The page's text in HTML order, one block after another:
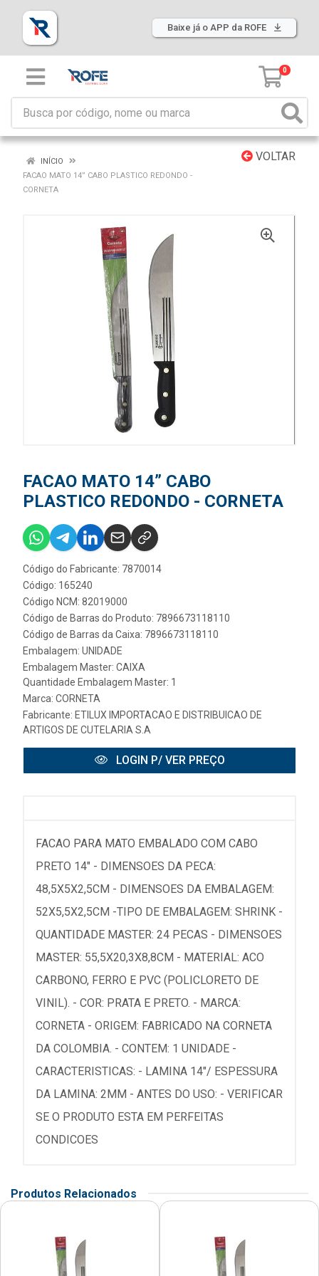
Baixe já o APP da ROFE
0
VOLTAR
INÍCIO
FACAO MATO 14” CABO PLASTICO REDONDO -
CORNETA
FACAO MATO 14” CABO
PLASTICO REDONDO - CORNETA
Código do Fabricante: 7870014
Código: 165240
Código NCM: 82019000
Código de Barras do Produto: 7896673118110
Código de Barras da Caixa: 7896673118110
Embalagem: UNIDADE
Embalagem Master: CAIXA
Quantidade Embalagem Master: 1
Marca: CORNETA
Fabricante: ETILUX IMPORTACAO E DISTRIBUICAO DE
ARTIGOS DE CUTELARIA S.A
LOGIN P/ VER PREÇO
FACAO PARA MATO EMBALADO COM CABO
PRETO 14" - DIMENSOES DA PECA:
48,5X5X2,5CM - DIMENSOES DA EMBALAGEM:
52X5,5X2,5CM -TIPO DE EMBALAGEM: SHRINK -
QUANTIDADE MASTER: 24 PECAS - DIMENSOES
MASTER: 55,5X20,3X8,8CM - MATERIAL: ACO
CARBONO, FERRO E PVC (POLICLORETO DE
VINIL). - COR: PRATA E PRETO. - MARCA:
CORNETA - ORIGEM: FABRICADO NA CORNETA
DA COLOMBIA. - CONTEM: 1 UNIDADE -
CARACTERISTICAS: - LAMINA 14"/ ESPESSURA
DA LAMINA: 2MM - ANTES DO USO: - VERIFICAR
SE O PRODUTO ESTA EM PERFEITAS
CONDICOES
Produtos Relacionados